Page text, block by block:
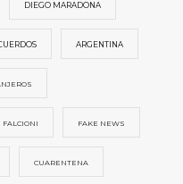
DIEGO MARADONA
ARGENTINA
FALCIONI FAKE NEWS
CUARENTENA